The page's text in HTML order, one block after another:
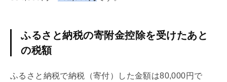
ふるさと納税の寄附金控除を受けたあと
の税額
ふるさと納税で納税（寄付）した金額は80,000円で